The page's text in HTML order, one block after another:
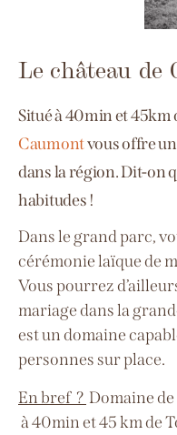
Le château de
Situé à 40min et 45km
Caumontvous offre
dans la région. Dit-on
habitudes !
Dans le grand parc,
cérémonie laïque de
Vous pourrez
mariage dans la
est un domaine
personnes sur place.
En bref ? Domaine
à40minet 45 km de